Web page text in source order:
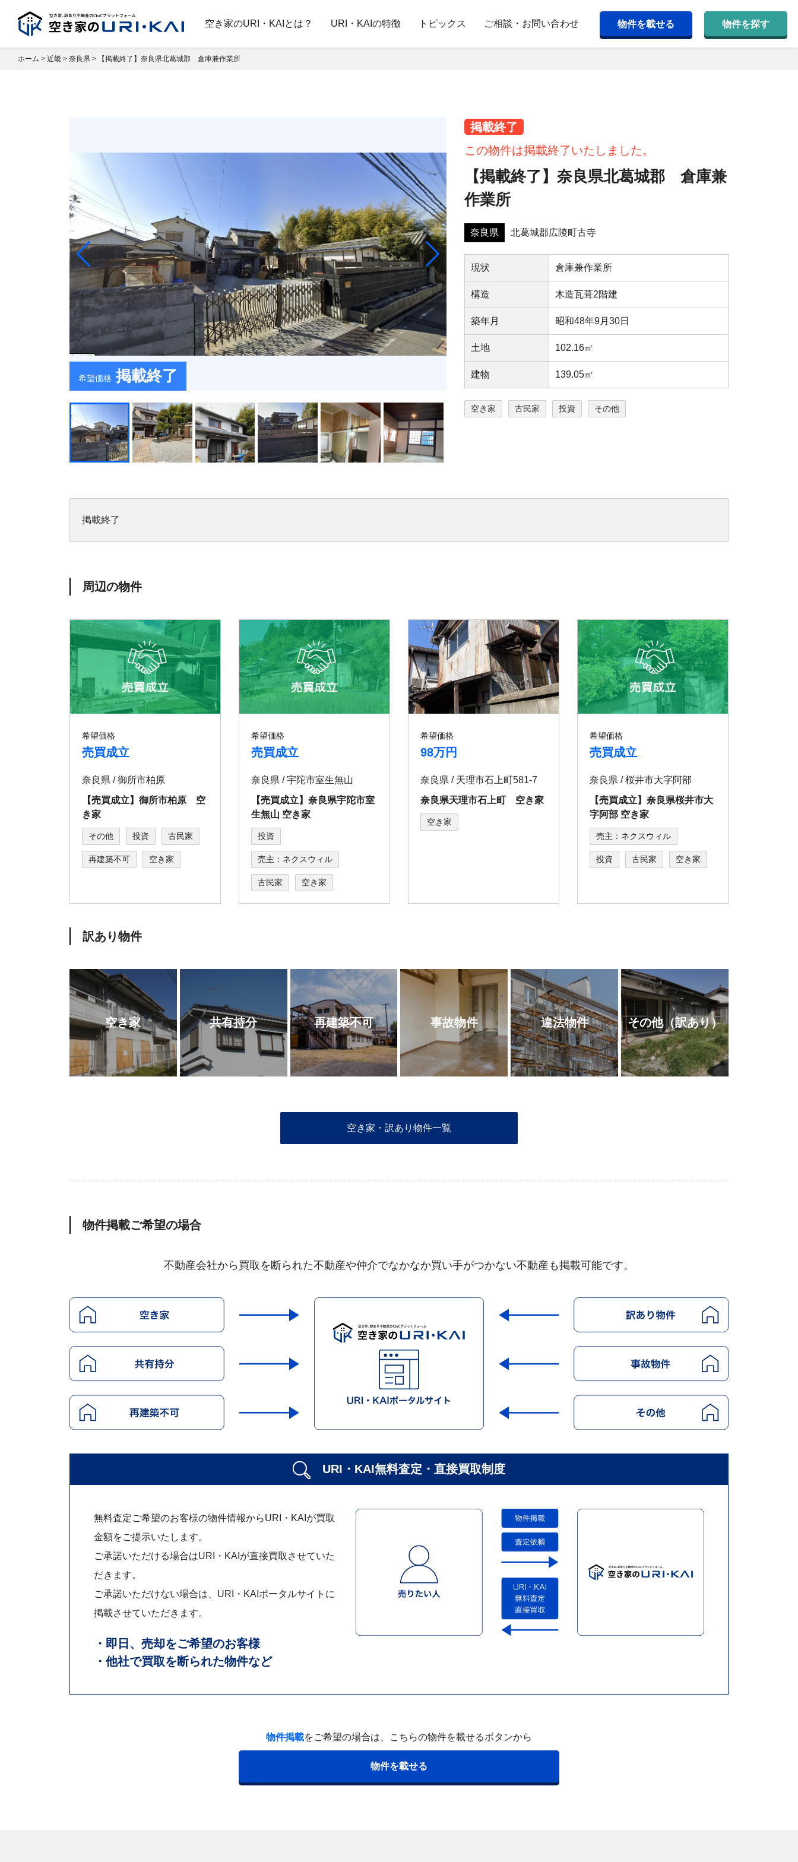
空き家のURI・KAIとは？ URI・KAIの特徴 トピックス ご相談・お問い合わせ 物件を載せる 物件を探す
ホーム > 近畿 > 奈良県 > 【掲載終了】奈良県北葛城郡 倉庫兼作業所
希望価格 掲載終了
掲載終了
この物件は掲載終了いたしました。
【掲載終了】奈良県北葛城郡 倉庫兼
作業所
奈良県 北葛城郡広陵町古寺
現状 倉庫兼作業所
構造 木造瓦葺2階建
築年⽉ 昭和48年9月30日
⼟地 102.16㎡
建物 139.05㎡
空き家 古民家 投資 その他
掲載終了
周辺の物件
希望価格
売買成立
奈良県 / 御所市柏原
【売買成立】御所市柏原 空
き家
その他 投資 古民家
再建築不可 空き家
希望価格
売買成立
奈良県 / 宇陀市室生無山
【売買成立】奈良県宇陀市室
生無山 空き家
投資
売主：ネクスウィル
古民家 空き家
希望価格
98万円
奈良県 / 天理市石上町581-7
奈良県天理市石上町 空き家
空き家
希望価格
売買成立
奈良県 / 桜井市大字阿部
【売買成立】奈良県桜井市大
字阿部 空き家
売主：ネクスウィル
投資 古民家 空き家
訳あり物件
空き家 共有持分 再建築不可 事故物件 違法物件 その他（訳あり）
空き家・訳あり物件一覧
物件掲載ご希望の場合
不動産会社から買取を断られた不動産や仲介でなかなか買い手がつかない不動産も掲載可能です。
URI・KAI無料査定・ 直接買取制度
無料査定ご希望のお客様の物件情報からURI・KAIが買取
金額をご提示いたします。
ご承諾いただける場合はURI・KAIが直接買取させていた
だきます。
ご承諾いただけない場合は、URI・KAIポータルサイトに
掲載させていただきます。
・即日、売却をご希望のお客様
・他社で買取を断られた物件など
物件掲載をご希望の場合は、 こちらの物件を載せるボタンから
物件を載せる